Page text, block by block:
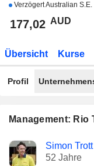
VerzögertAustralian S.E.
177,02 AUD
Übersicht Kurse
Profil
Management: Rio
Manager
Besetzte
Positionen
Simon Trott
52 Jahre